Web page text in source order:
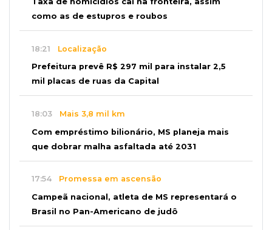
como as de estupros e roubos
18:21 Localização
Prefeitura prevê R$ 297 mil para instalar 2,5
mil placas de ruas da Capital
18:03 Mais 3,8 mil km
Com empréstimo bilionário, MS planeja mais
que dobrar malha asfaltada até 2031
17:54 Promessa em ascensão
Campeã nacional, atleta de MS representará o
Brasil no Pan-Americano de judô